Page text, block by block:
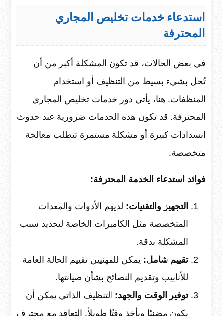
استدعاء خدمات تخليص المجاري
المحترفة
في بعض الحالات، قد تكون المشكلة أكبر من أن
تُحل بشيء بسيط من التنظيف أو استخدام
المنظفات. هنا، يأتي دور خدمات تخليص المجاري
المحترفة. قد تكون هذه الخدمات ضرورية عند حدوث
انسدادات كبيرة أو مشكلة مستمرة تتطلب معالجة
متخصصة.
فوائد استدعاء الخدمة المحترفة:
التجهيز والتقنيات: لديهم الأدوات والمعدات
المتخصصة مثل الكاميرات الخاصة لتحديد سبب
المشكلة بدقة.
تقييم شامل: يمكن للمهنيين تقييم الحالة العامة
للأنابيب وتقديم النصائح بشأن صيانتها.
توفير الوقت والجهد: التنظيف الذاتي يمكن أن
يكون مضنيًا ويأخذ وقتًا طويلاً. التعاقد مع محترف